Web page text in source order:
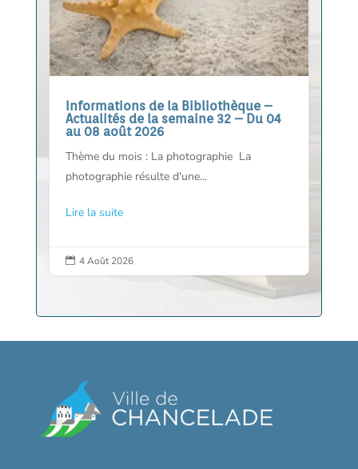
Informations de la Bibliothèque –
Actualités de la semaine 32 – Du 04
au 08 août 2026
Thème du mois : La photographie La
photographie résulte d'une...
Lire la suite
 4 Août 2026